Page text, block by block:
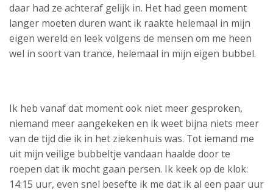
daar had ze achteraf gelijk in. Het had geen moment
langer moeten duren want ik raakte helemaal in mijn
eigen wereld en leek volgens de mensen om me heen
wel in soort van trance, helemaal in mijn eigen bubbel.
Ik heb vanaf dat moment ook niet meer gesproken,
niemand meer aangekeken en ik weet bijna niets meer
van de tijd die ik in het ziekenhuis was. Tot iemand me
uit mijn veilige bubbeltje vandaan haalde door te
roepen dat ik mocht gaan persen. Ik keek op de klok:
14:15 uur, even snel besefte ik me dat ik al een paar uur